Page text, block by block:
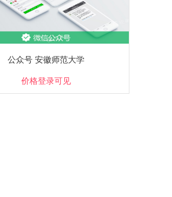
公众号 安徽师范大学
价格登录可见